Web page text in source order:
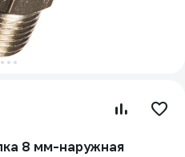
8 мм-наружная